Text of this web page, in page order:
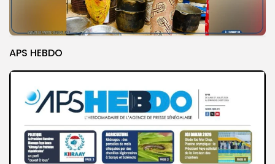
APS HEBDO